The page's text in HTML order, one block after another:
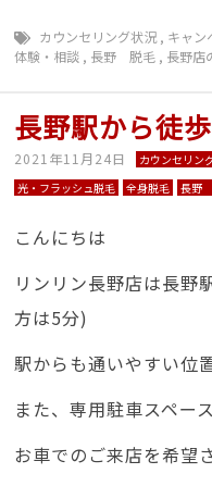
カウンセリング状況 , キャン
体験・相談 , 長野 脱毛 , 長野店
長野駅から徒
2021年11月24日 カウンセリン
光・フラッシュ脱毛
全身脱毛 長野
こんにちは
リンリン長野店は長野
方は5分)
駅からも通いやすい位
また、専用駐車スペー
お車でのご来店を希望